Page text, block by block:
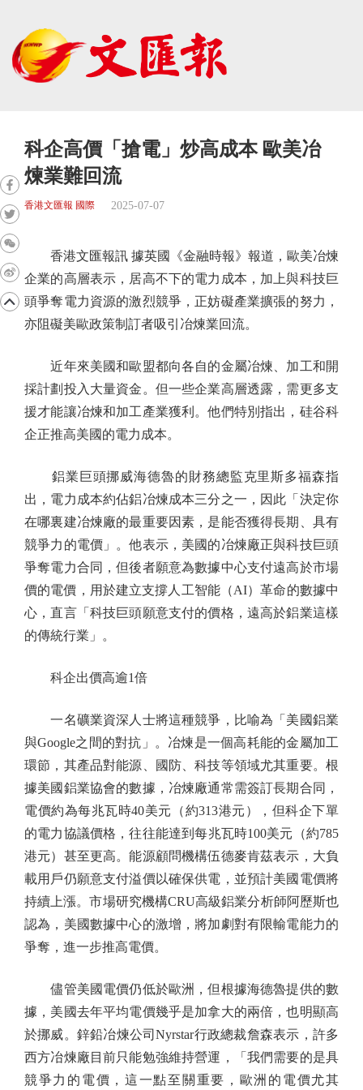
科企高價「搶電」炒高成本 歐美冶
煉業難回流
香港文匯報 國際 2025-07-07
香港文匯報訊 據英國《金融時報》報道，歐美冶煉
企業的高層表示，居高不下的電力成本，加上與科技巨
頭爭奪電力資源的激烈競爭，正妨礙產業擴張的努力，
亦阻礙美歐政策制訂者吸引冶煉業回流。
近年來美國和歐盟都向各自的金屬冶煉、加工和開
採計劃投入大量資金。但一些企業高層透露，需更多支
援才能讓冶煉和加工產業獲利。他們特別指出，硅谷科
企正推高美國的電力成本。
鋁業巨頭挪威海德魯的財務總監克里斯多福森指
出，電力成本約佔鋁冶煉成本三分之一，因此「決定你
在哪裏建冶煉廠的最重要因素，是能否獲得長期、具有
競爭力的電價」。他表示，美國的冶煉廠正與科技巨頭
爭奪電力合同，但後者願意為數據中心支付遠高於市場
價的電價，用於建立支撐人工智能（AI）革命的數據中
心，直言「科技巨頭願意支付的價格，遠高於鋁業這樣
的傳統行業」。
科企出價高逾1倍
一名礦業資深人士將這種競爭，比喻為「美國鋁業
與Google之間的對抗」。冶煉是一個高耗能的金屬加工
環節，其產品對能源、國防、科技等領域尤其重要。根
據美國鋁業協會的數據，冶煉廠通常需簽訂長期合同，
電價約為每兆瓦時40美元（約313港元），但科企下單
的電力協議價格，往往能達到每兆瓦時100美元（約785
港元）甚至更高。能源顧問機構伍德麥肯茲表示，大負
載用戶仍願意支付溢價以確保供電，並預計美國電價將
持續上漲。市場研究機構CRU高級鋁業分析師阿歷斯也
認為，美國數據中心的激增，將加劇對有限輸電能力的
爭奪，進一步推高電價。
儘管美國電價仍低於歐洲，但根據海德魯提供的數
據，美國去年平均電價幾乎是加拿大的兩倍，也明顯高
於挪威。鋅鉛冶煉公司Nyrstar行政總裁詹森表示，許多
西方冶煉廠目前只能勉強維持營運，「我們需要的是具
競爭力的電價，這一點至關重要，歐洲的電價尤其